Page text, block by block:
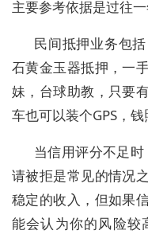
主要参考依据是过往一
民间抵押业务包
石黄金玉器抵押，一
妹，台球助教，只要
车也可以装个GPS，
当信用评分不足
请被拒是常见的情况
稳定的收入，但如果
能会认为你的风险较